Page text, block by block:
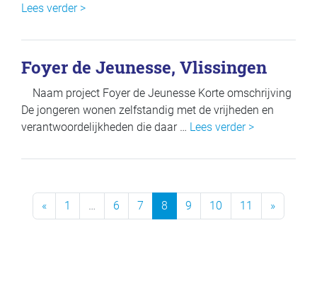
Lees verder >
Foyer de Jeunesse, Vlissingen
Naam project Foyer de Jeunesse Korte omschrijving
De jongeren wonen zelfstandig met de vrijheden en
verantwoordelijkheden die daar … Lees verder >
«Previous Page
1 … 6 7 8 9 10 11 »Next